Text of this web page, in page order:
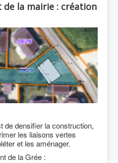
la mairie : création
de densifier la construction,
les liaisons vertes
et les aménager.
de la Grée :